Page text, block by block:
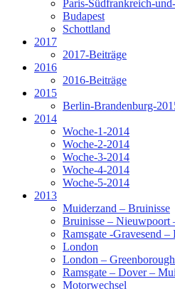
Paris-Südfrankreich-
Budapest
Schottland
2017
2017-Beiträge
2016
2016-Beiträge
2015
Berlin-Brandenburg-
2014
Woche-1-2014
Woche-2-2014
Woche-3-2014
Woche-4-2014
Woche-5-2014
2013
Muiderzand – Bruinisse
Bruinisse – Nieuwpoort
Ramsgate -Gravesend –
London
London –
Ramsgate – Dover –
Motorwechsel